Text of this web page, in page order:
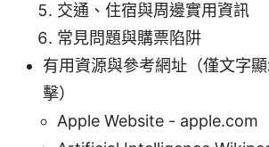
交通、住宿與周邊實用資訊
常見問題與購票陷阱
有用資源與參考網址（僅文字
擊）
Apple Website - apple.com